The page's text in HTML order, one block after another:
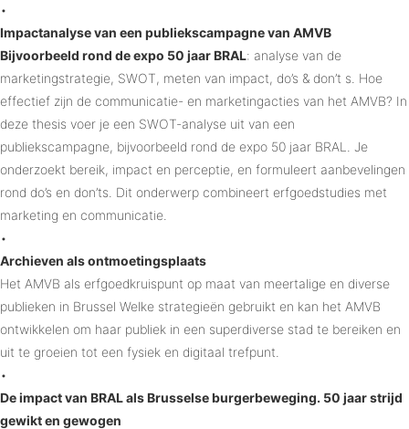
•
Impactanalyse van een publiekscampagne van AMVB
Bijvoorbeeld rond de expo 50 jaar BRAL: analyse van de
marketingstrategie, SWOT, meten van impact, do’s & don’t s. Hoe
effectief zijn de communicatie- en marketingacties van het AMVB? In
deze thesis voer je een SWOT-analyse uit van een
publiekscampagne, bijvoorbeeld rond de expo 50 jaar BRAL. Je
onderzoekt bereik, impact en perceptie, en formuleert aanbevelingen
rond do’s en don’ts. Dit onderwerp combineert erfgoedstudies met
marketing en communicatie.
•
Archieven als ontmoetingsplaats
Het AMVB als erfgoedkruispunt op maat van meertalige en diverse
publieken in Brussel Welke strategieën gebruikt en kan het AMVB
ontwikkelen om haar publiek in een superdiverse stad te bereiken en
uit te groeien tot een fysiek en digitaal trefpunt.
•
De impact van BRAL als Brusselse burgerbeweging. 50 jaar strijd
gewikt en gewogen